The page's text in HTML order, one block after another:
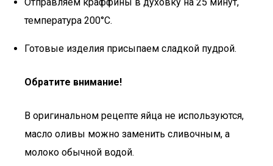
температура 200°С.
Готовые изделия присыпаем сладкой пудрой.
Обратите внимание!
В оригинальном рецепте яйца не используются,
масло оливы можно заменить сливочным, а
молоко обычной водой.